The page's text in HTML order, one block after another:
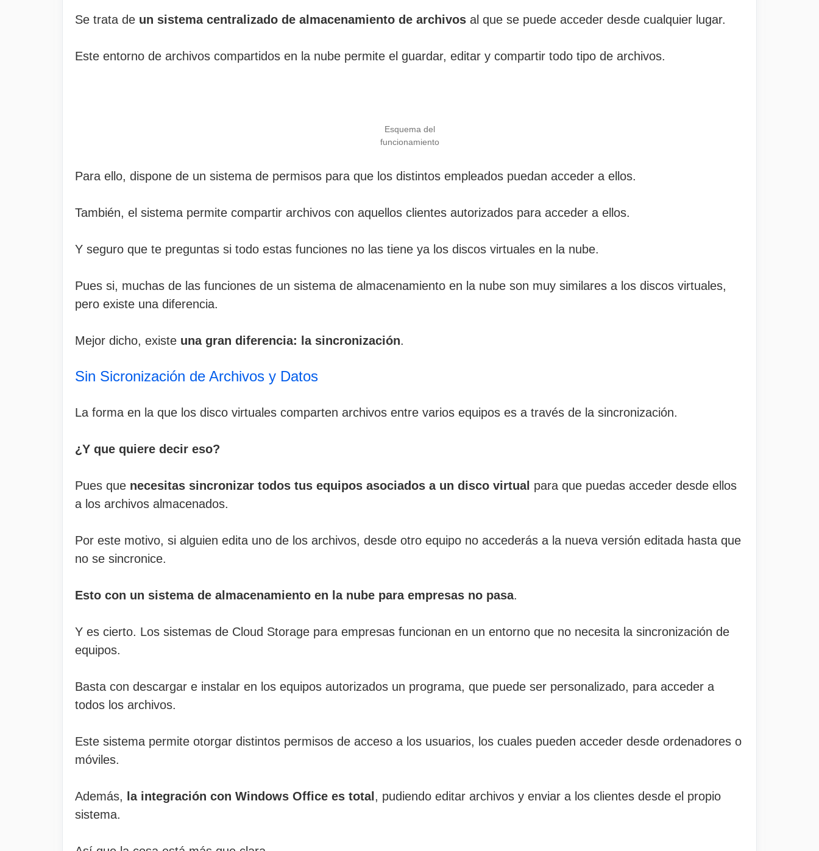
Se trata de un sistema centralizado de almacenamiento de archivos al que se puede acceder desde cualquier lugar.
Este entorno de archivos compartidos en la nube permite el guardar, editar y compartir todo tipo de archivos.
Esquema del
funcionamiento
Para ello, dispone de un sistema de permisos para que los distintos empleados puedan acceder a ellos.
También, el sistema permite compartir archivos con aquellos clientes autorizados para acceder a ellos.
Y seguro que te preguntas si todo estas funciones no las tiene ya los discos virtuales en la nube.
Pues si, muchas de las funciones de un sistema de almacenamiento en la nube son muy similares a los discos virtuales,
pero existe una diferencia.
Mejor dicho, existe una gran diferencia: la sincronización.
Sin Sicronización de Archivos y Datos
La forma en la que los disco virtuales comparten archivos entre varios equipos es a través de la sincronización.
¿Y que quiere decir eso?
Pues que necesitas sincronizar todos tus equipos asociados a un disco virtual para que puedas acceder desde ellos
a los archivos almacenados.
Por este motivo, si alguien edita uno de los archivos, desde otro equipo no accederás a la nueva versión editada hasta que
no se sincronice.
Esto con un sistema de almacenamiento en la nube para empresas no pasa.
Y es cierto. Los sistemas de Cloud Storage para empresas funcionan en un entorno que no necesita la sincronización de
equipos.
Basta con descargar e instalar en los equipos autorizados un programa, que puede ser personalizado, para acceder a
todos los archivos.
Este sistema permite otorgar distintos permisos de acceso a los usuarios, los cuales pueden acceder desde ordenadores o
móviles.
Además, la integración con Windows Office es total , pudiendo editar archivos y enviar a los clientes desde el propio
sistema.